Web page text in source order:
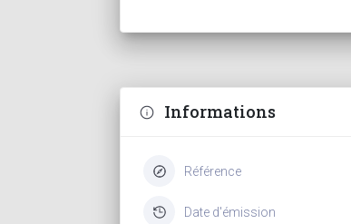
Informations
Référence
Date d'émission